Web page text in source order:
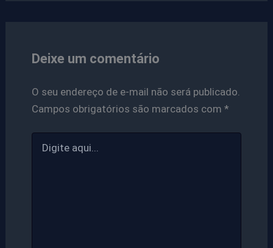
Deixe um comentário
O seu endereço de e-mail não será publicado.
Campos obrigatórios são marcados com *
aqui...